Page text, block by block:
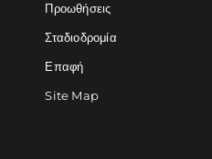
Προωθήσεις
Σταδιοδρομία
Επαφή
Site Map